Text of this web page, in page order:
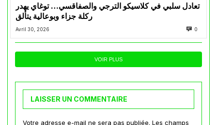
تعادل سلبي في كلاسيكو الترجي والصفاقسي… توغاي يهدر
ركلة جزاء وبوعالية يتألق
Avril 30, 2026 0
VOIR PLUS
LAISSER UN COMMENTAIRE
Votre adresse e-mail ne sera pas publiée. Les champs